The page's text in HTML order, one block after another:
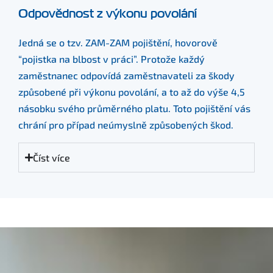
Odpovědnost z výkonu povolání
Jedná se o tzv. ZAM-ZAM pojištění, hovorově
“pojistka na blbost v práci”. Protože každý
zaměstnanec odpovídá zaměstnavateli za škody
způsobené při výkonu povolání, a to až do výše 4,5
násobku svého průměrného platu. Toto pojištění vás
chrání pro případ neúmyslně způsobených škod.
Číst více